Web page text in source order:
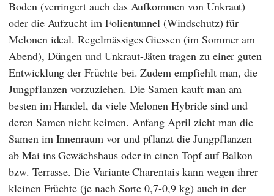
Boden (verringert auch das Aufkommen von Unkraut)
oder die Aufzucht im Folientunnel (Windschutz) für
Melonen ideal. Regelmässiges Giessen (im Sommer am
Abend), Düngen und Unkraut-Jäten tragen zu einer guten
Entwicklung der Früchte bei. Zudem empfiehlt man, die
Jungpflanzen vorzuziehen. Die Samen kauft man am
besten im Handel, da viele Melonen Hybride sind und
deren Samen nicht keimen. Anfang April zieht man die
Samen im Innenraum vor und pflanzt die Jungpflanzen
ab Mai ins Gewächshaus oder in einen Topf auf Balkon
bzw. Terrasse. Die Variante Charentais kann wegen ihrer
kleinen Früchte (je nach Sorte 0,7-0,9 kg) auch in der